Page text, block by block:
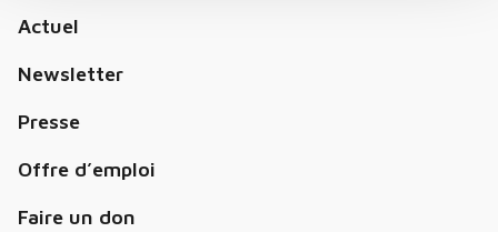
Actuel
Newsletter
Presse
Offre d’emploi
Faire un don